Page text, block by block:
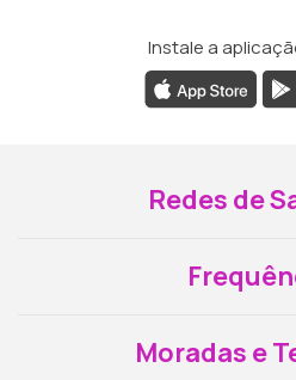
Instale a
Redes de
Moradas e